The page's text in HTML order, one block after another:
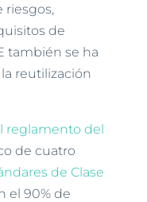
riesgos,
de
también se ha
reutilización
reglamento del
de cuatro
de Clase
el 90% de